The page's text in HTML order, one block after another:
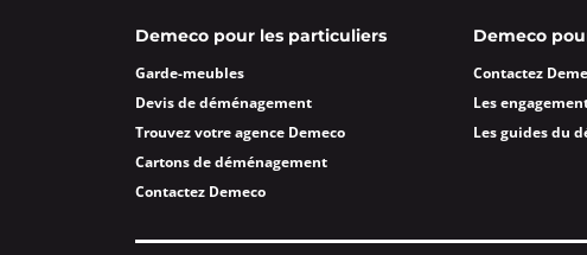
Plus
Déménagements SEEGMULLER
132 Rue Bossuet 69006 Lyon
Demeco pour les particuliers
Garde-meubles
Devis de déménagement
Trouvez votre agence Demeco
Cartons de déménagement
Contactez Demeco
Demeco
Contactez
Les
Les guides du